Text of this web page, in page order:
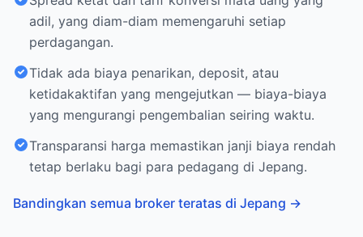
adil, yang diam-diam memengaruhi setiap
perdagangan.
Tidak ada biaya penarikan, deposit, atau
ketidakaktifan yang mengejutkan — biaya-biaya
yang mengurangi pengembalian seiring waktu.
Transparansi harga memastikan janji biaya rendah
tetap berlaku bagi para pedagang di Jepang.
Bandingkan semua broker teratas di Jepang →